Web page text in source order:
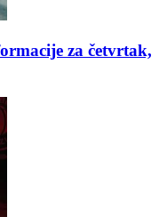
za četvrtak,